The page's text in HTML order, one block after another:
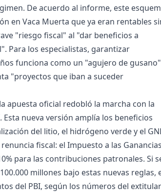
De acuerdo al informe, este
en Vaca Muerta que ya eran rentables
"riesgo fiscal" al "dar beneficios a
Para los especialistas, garantizar
funciona como un "agujero de gusano"
"proyectos que iban a suceder
apuesta oficial redobló la marcha con la
nueva versión amplía los beneficios
del litio, el hidrógeno verde y el
fiscal: el Impuesto a las Ganancias
para las contribuciones patronales. Si
millones bajo estas nuevas reglas,
del PBI, según los números del extitular